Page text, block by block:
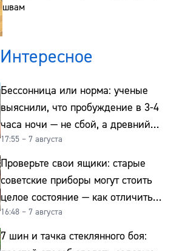
швам
Интересное
Бессонница или норма: ученые
выяснили, что пробуждение в 3-4
часа ночи — не сбой, а древний
биологический ритм
17:55 – 7 августа
Проверьте свои ящики: старые
советские приборы могут стоить
целое состояние — как отличить
подделку от мельхиора
16:48 – 7 августа
7 шин и тачка стеклянного боя:
Адрес: